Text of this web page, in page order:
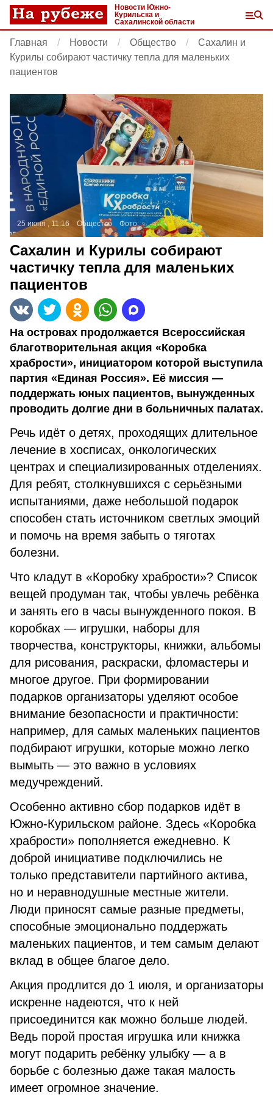
Новости Южно-
Курильска и
Сахалинской области
Главная Новости Общество
Сахалин и
Курилы собирают частичку тепла для маленьких
пациентов
25 июня , 11:16 Общество Фото:
Сахалин и Курилы собирают
частичку тепла для маленьких
пациентов
На островах продолжается Всероссийская
благотворительная акция «Коробка
храбрости», инициатором которой выступила
партия «Единая Россия». Её миссия —
поддержать юных пациентов, вынужденных
проводить долгие дни в больничных палатах.
Речь идёт о детях, проходящих длительное
лечение в хосписах, онкологических
центрах и специализированных отделениях.
Для ребят, столкнувшихся с серьёзными
испытаниями, даже небольшой подарок
способен стать источником светлых эмоций
и помочь на время забыть о тяготах
болезни.
Что кладут в «Коробку храбрости»? Список
вещей продуман так, чтобы увлечь ребёнка
и занять его в часы вынужденного покоя. В
коробках — игрушки, наборы для
творчества, конструкторы, книжки, альбомы
для рисования, раскраски, фломастеры и
многое другое. При формировании
подарков организаторы уделяют особое
внимание безопасности и практичности:
например, для самых маленьких пациентов
подбирают игрушки, которые можно легко
вымыть — это важно в условиях
медучреждений.
Особенно активно сбор подарков идёт в
Южно-Курильском районе. Здесь «Коробка
храбрости» пополняется ежедневно. К
доброй инициативе подключились не
только представители партийного актива,
но и неравнодушные местные жители.
Люди приносят самые разные предметы,
способные эмоционально поддержать
маленьких пациентов, и тем самым делают
вклад в общее благое дело.
Акция продлится до 1 июля, и организаторы
искренне надеются, что к ней
присоединится как можно больше людей.
Ведь порой простая игрушка или книжка
могут подарить ребёнку улыбку — а в
борьбе с болезнью даже такая малость
имеет огромное значение.